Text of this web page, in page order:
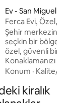
ortalama 5,0
Ev - San Miguel
Ferca Evi, Özel,
Şehir merkezinin
seçkin bir
özel, güvenli bir
Konaklamanızı
ihtiyacınız olan
kablolu Smart
bağlantısı ve
Konum · Kalite/
kiralık